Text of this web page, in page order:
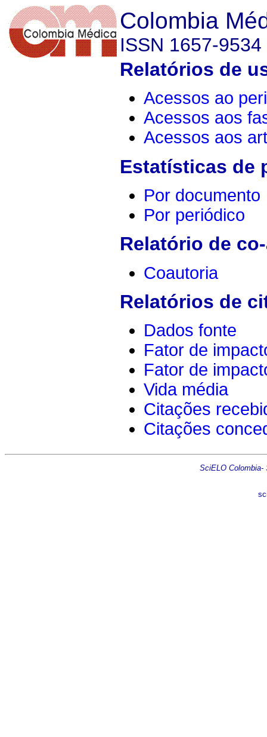
Colombia
ISSN 1657-9534
Relatórios de
Acessos ao
Acessos aos
Acessos aos
Estatísticas de
Por documento
Por periódico
Relatório de
Coautoria
Relatórios de
Dados fonte
Fator de
Fator de
Vida média
Citações
Citações
SciELO Colombia-